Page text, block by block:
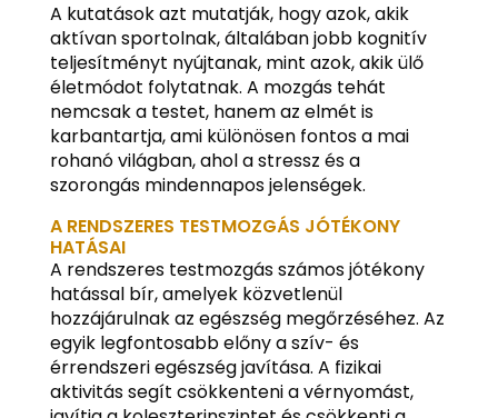
A kutatások azt mutatják, hogy azok, akik
aktívan sportolnak, általában jobb kognitív
teljesítményt nyújtanak, mint azok, akik ülő
életmódot folytatnak. A mozgás tehát
nemcsak a testet, hanem az elmét is
karbantartja, ami különösen fontos a mai
rohanó világban, ahol a stressz és a
szorongás mindennapos jelenségek.
A RENDSZERES TESTMOZGÁS JÓTÉKONY
HATÁSAI
A rendszeres testmozgás számos jótékony
hatással bír, amelyek közvetlenül
hozzájárulnak az egészség megőrzéséhez. Az
egyik legfontosabb előny a szív- és
érrendszeri egészség javítása. A fizikai
aktivitás segít csökkenteni a vérnyomást,